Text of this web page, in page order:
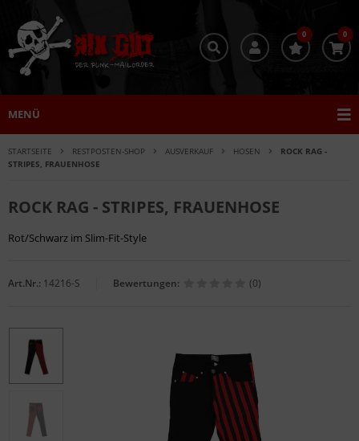
0 0
MENÜ
STARTSEITE RESTPOSTEN-SHOP AUSVERKAUF HOSEN
ROCK RAG -
STRIPES, FRAUENHOSE
ROCK RAG - STRIPES, FRAUENHOSE
Rot/Schwarz im Slim-Fit-Style
Art.Nr.: 14216-S Bewertungen: (0)